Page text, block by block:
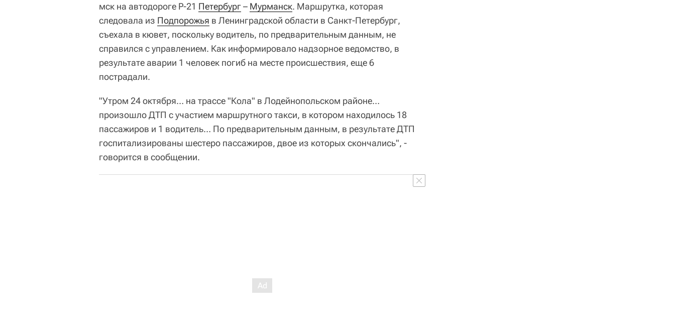
мск на автодороге Р-21 Петербург– Мурманск. Маршрутка, которая
следовала из Подпорожья в Ленинградской области в Санкт-Петербург,
съехала в кювет, поскольку водитель, по предварительным данным, не
справился с управлением. Как информировало надзорное ведомство, в
результате аварии 1 человек погиб на месте происшествия, еще 6
пострадали.
"Утром 24 октября… на трассе "Кола" в Лодейнопольском районе…
произошло ДТП с участием маршрутного такси, в котором находилось 18
пассажиров и 1 водитель… По предварительным данным, в результате ДТП
госпитализированы шестеро пассажиров, двое из которых скончались", -
говорится в сообщении.